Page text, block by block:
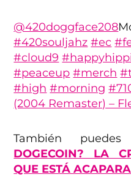
@420doggface208
#420souljahz #ec
#cloud9
#peaceup #merch
#high #morning
(2004 Remaster) –
También
DOGECOIN? LA
QUE ESTÁ